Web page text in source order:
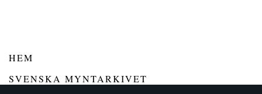
HEM
SVENSKA MYNTARKIVET